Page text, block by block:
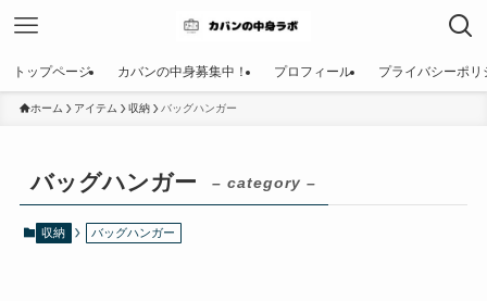
トップページ カバンの中身募集中！ プロフィール プライバシーポリ
ホーム アイテム 収納 バッグハンガー
バッグハンガー – category –
収納 バッグハンガー